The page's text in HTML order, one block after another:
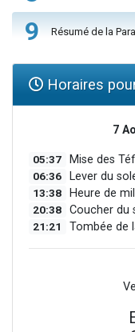
9 Résumé de la
Horaires
7
05:37 Mise des
06:36 Lever du
13:38 Heure de
20:38 Coucher du
21:21 Tombée de